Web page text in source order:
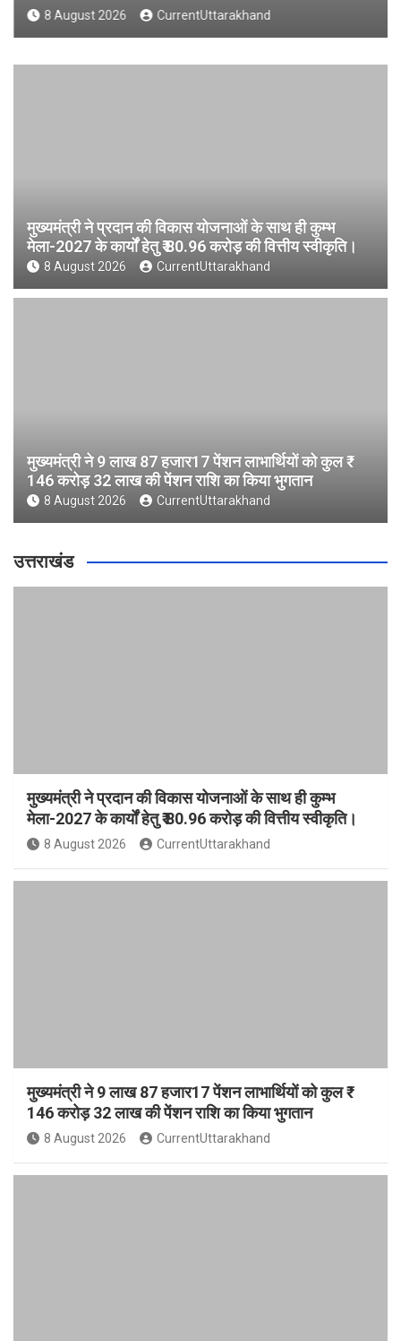
8 August 2026 CurrentUttarakhand
मुख्यमंत्री ने प्रदान की विकास योजनाओं के साथ ही कुम्भ
मेला-2027 के कार्यों हेतु ₹ 80.96 करोड़ की वित्तीय स्वीकृति।
8 August 2026 CurrentUttarakhand
मुख्यमंत्री ने 9 लाख 87 हजार17 पेंशन लाभार्थियों को कुल ₹
146 करोड़ 32 लाख की पेंशन राशि का किया भुगतान
8 August 2026 CurrentUttarakhand
उत्तराखंड
मुख्यमंत्री ने प्रदान की विकास योजनाओं के साथ ही कुम्भ
मेला-2027 के कार्यों हेतु ₹ 80.96 करोड़ की वित्तीय स्वीकृति।
8 August 2026 CurrentUttarakhand
मुख्यमंत्री ने 9 लाख 87 हजार17 पेंशन लाभार्थियों को कुल ₹
146 करोड़ 32 लाख की पेंशन राशि का किया भुगतान
8 August 2026 CurrentUttarakhand